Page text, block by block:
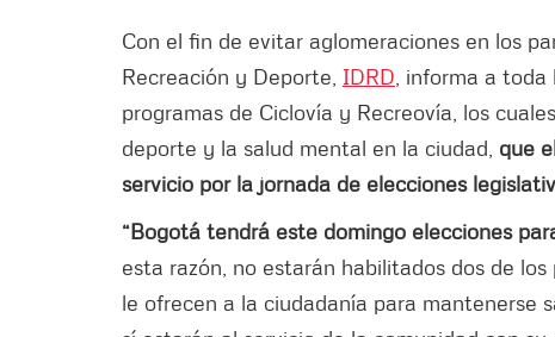
Con el fin de evitar aglomeraciones en los
Recreación y Deporte, IDRD , informa a
programas de Ciclovía y Recreovía, los
deporte y la salud mental en la ciudad, que
servicio por la jornada de elecciones
“Bogotá tendrá este domingo elecciones
esta razón, no estarán habilitados dos de
le ofrecen a la ciudadanía para mantenerse